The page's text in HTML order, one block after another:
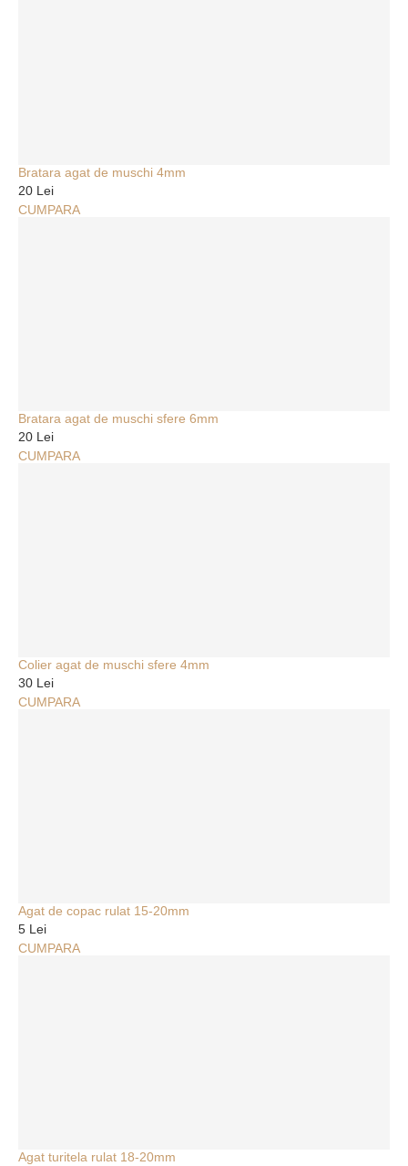
Bratara agat de muschi 4mm
20 Lei
CUMPARA
Bratara agat de muschi sfere 6mm
20 Lei
CUMPARA
Colier agat de muschi sfere 4mm
30 Lei
CUMPARA
Agat de copac rulat 15-20mm
5 Lei
CUMPARA
Agat turitela rulat 18-20mm